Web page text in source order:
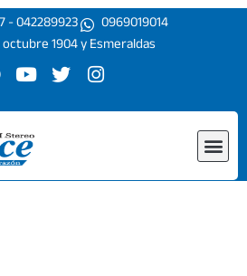
- 042289923
0969019014
octubre 1904 y Esmeraldas
Y
u
t
u
b
e
T
i
r
I
s
r